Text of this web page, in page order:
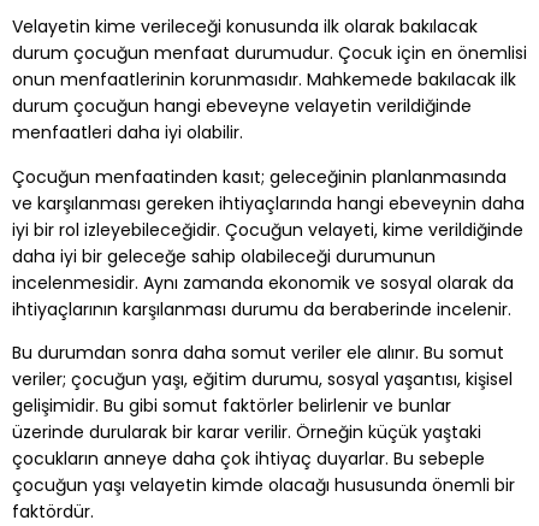
Velayetin kime verileceği konusunda ilk olarak bakılacak
durum çocuğun menfaat durumudur. Çocuk için en önemlisi
onun menfaatlerinin korunmasıdır. Mahkemede bakılacak ilk
durum çocuğun hangi ebeveyne velayetin verildiğinde
menfaatleri daha iyi olabilir.
Çocuğun menfaatinden kasıt; geleceğinin planlanmasında
ve karşılanması gereken ihtiyaçlarında hangi ebeveynin daha
iyi bir rol izleyebileceğidir. Çocuğun velayeti, kime verildiğinde
daha iyi bir geleceğe sahip olabileceği durumunun
incelenmesidir. Aynı zamanda ekonomik ve sosyal olarak da
ihtiyaçlarının karşılanması durumu da beraberinde incelenir.
Bu durumdan sonra daha somut veriler ele alınır. Bu somut
veriler; çocuğun yaşı, eğitim durumu, sosyal yaşantısı, kişisel
gelişimidir. Bu gibi somut faktörler belirlenir ve bunlar
üzerinde durularak bir karar verilir. Örneğin küçük yaştaki
çocukların anneye daha çok ihtiyaç duyarlar. Bu sebeple
çocuğun yaşı velayetin kimde olacağı hususunda önemli bir
faktördür.